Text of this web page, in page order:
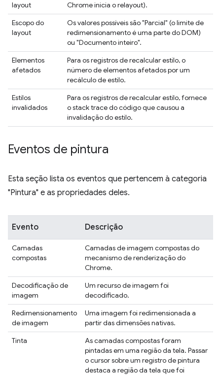
layout
Chrome inicia o relayout).
Escopo do
layout
Os valores possíveis são "Parcial" (o limite de
redimensionamento é uma parte do DOM)
ou "Documento inteiro".
Elementos
afetados
Para os registros de recalcular estilo, o
número de elementos afetados por um
recálculo de estilo.
Estilos
invalidados
Para os registros de recalcular estilo, fornece
o stack trace do código que causou a
invalidação do estilo.
Eventos de pintura
Esta seção lista os eventos que pertencem à categoria
"Pintura" e as propriedades deles.
Evento Descrição
Camadas
compostas
Camadas de imagem compostas do
mecanismo de renderização do
Chrome.
Decodificação de
imagem
Um recurso de imagem foi
decodificado.
Redimensionamento
de imagem
Uma imagem foi redimensionada a
partir das dimensões nativas.
Tinta
As camadas compostas foram
pintadas em uma região da tela. Passar
o cursor sobre um registro de pintura
destaca a região da tela que foi